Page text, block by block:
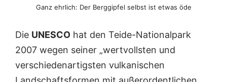
Ganz ehrlich: Der Berggipfel selbst ist etwas öde
Die UNESCO hat den Teide-Nationalpark
2007 wegen seiner „wertvollsten und
verschiedenartigsten vulkanischen